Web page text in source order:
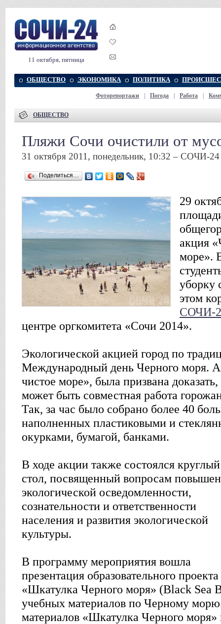
11 октября, пятница
ОБЩЕСТВО ЭКОНОМИКА ПОЛИТИКА
Фоторепортажи Погода Работа
ОБЩЕСТВО
Пляжи Сочи очистили от
31 октября 2011, понедельник, 10:32 – СОЧИ-24
Поделиться…
29
акция
море».
уборку
этом
СОЧИ-
центре оргкомитета «Сочи 2014».
Экологической акцией город по
Международный день Черного моря.
чистое море», была призвана
может быть совместная работа
Так, за час было собрано более 40
наполненных пластиковыми и
окурками, бумагой, банками.
В ходе акции также состоялся круглый
стол, посвященный вопросам
экологической осведомленности,
сознательности и ответственности
населения и развития экологической
культуры.
В программу мероприятия вошла
презентация образовательного проекта
«Шкатулка Черного моря» (Black Sea
учебных материалов по Черному
материалов «Шкатулка Черного моря»